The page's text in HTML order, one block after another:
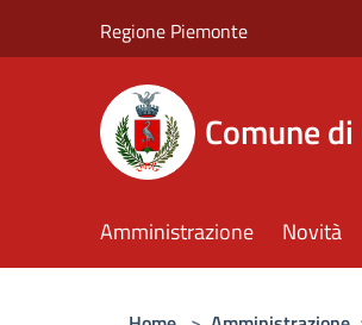
Regione Piemonte
Comune
Amministrazione Novità